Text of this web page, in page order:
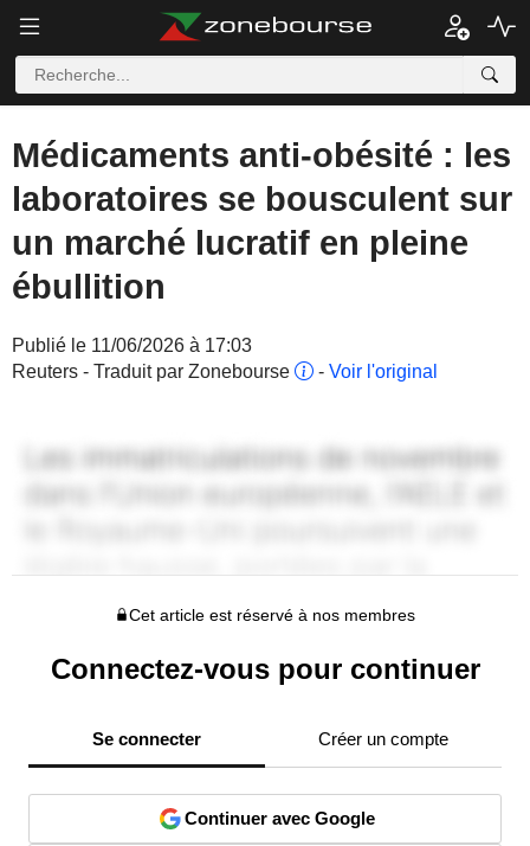
Médicaments anti-obésité : les
laboratoires se bousculent sur
un marché lucratif en pleine
ébullition
Publié le 11/06/2026 à 17:03
Reuters - Traduit par Zonebourse
- Voir l'original
Cet article est réservé à nos membres
Connectez-vous pour continuer
Se connecter Créer un compte
Continuer avec Google